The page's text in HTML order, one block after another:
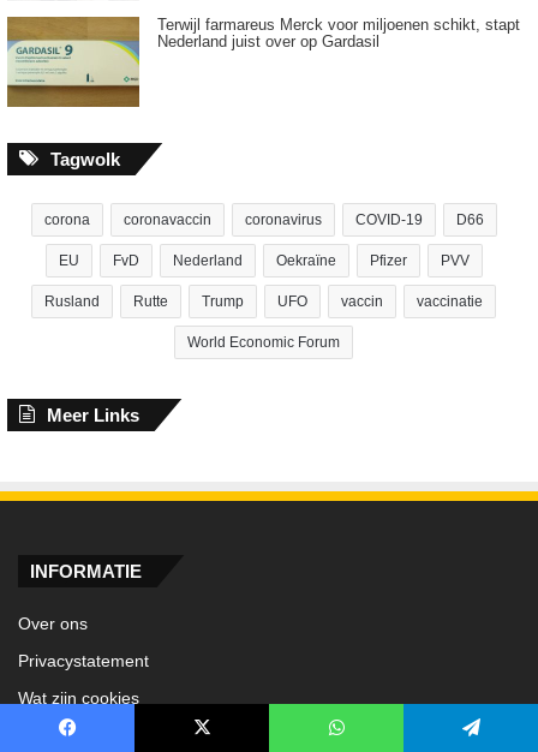
Terwijl farmareus Merck voor miljoenen schikt, stapt
Nederland juist over op Gardasil
Tagwolk
corona coronavaccin coronavirus COVID-19 D66
EU FvD Nederland Oekraïne Pfizer PVV
Rusland Rutte Trump UFO vaccin vaccinatie
World Economic Forum
Meer Links
INFORMATIE
Over ons
Privacystatement
Wat zijn cookies
Adverteren